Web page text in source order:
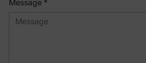
Message *